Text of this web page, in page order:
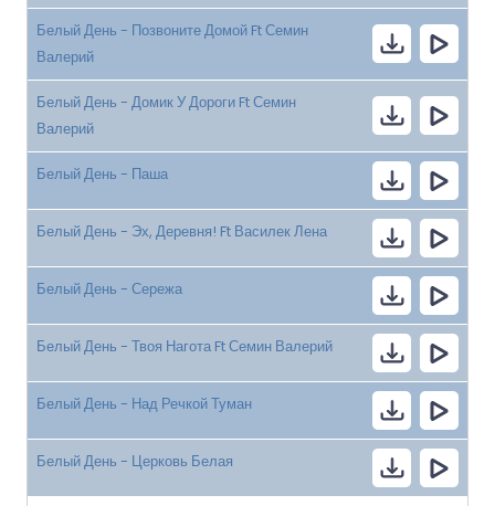
Белый День - Позвоните Домой Ft Семин
Валерий
Белый День - Домик У Дороги Ft Семин
Валерий
Белый День - Паша
Белый День - Эх, Деревня! Ft Василек Лена
Белый День - Сережа
Белый День - Твоя Нагота Ft Семин Валерий
Белый День - Над Речкой Туман
Белый День - Церковь Белая